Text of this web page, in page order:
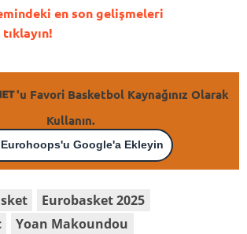
en son gelişmeleri
'u Favori Basketbol Kaynağınız Olarak
Kullanın.
Eurohoops'u Google'a Ekleyin
Eurobasket 2025
Yoan Makoundou